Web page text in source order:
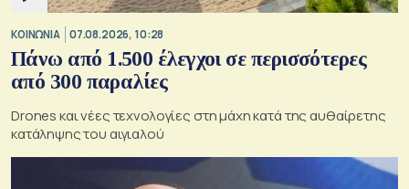
ΚΟΙΝΩΝΙΑ 07.08.2026, 10:28
Πάνω από 1.500 έλεγχοι σε περισσότερες
από 300 παραλίες
Drones και νέες τεχνολογίες στη μάχη κατά της αυθαίρετης
κατάληψης του αιγιαλού